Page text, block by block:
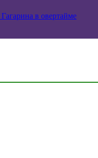
в овертайме